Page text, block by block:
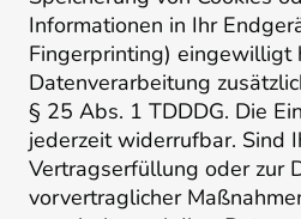
Informationen in Ihr
Fingerprinting) eingewilligt
Datenverarbeitung
§ 25 Abs. 1 TDDDG. Die
jederzeit widerrufbar. Sind
Vertragserfüllung oder zur
vorvertraglicher